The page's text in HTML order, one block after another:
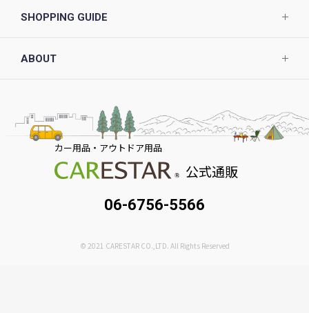
SHOPPING GUIDE
ABOUT
カー用品・アウトドア用品
公式通販
06-6756-5566
© 2021 CARESTAR CO.,LTD. All Rights Reserved